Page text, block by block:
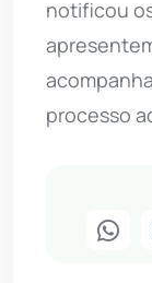
notificou
processo